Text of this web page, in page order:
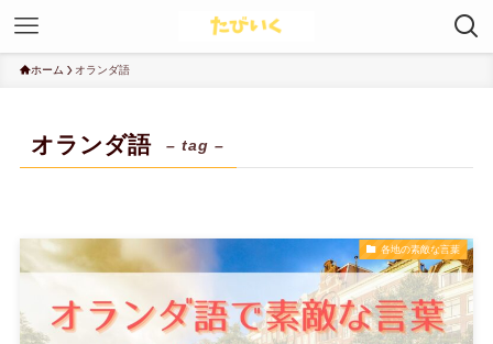
ホーム オランダ語
オランダ語 – tag –
各地の素敵な言葉